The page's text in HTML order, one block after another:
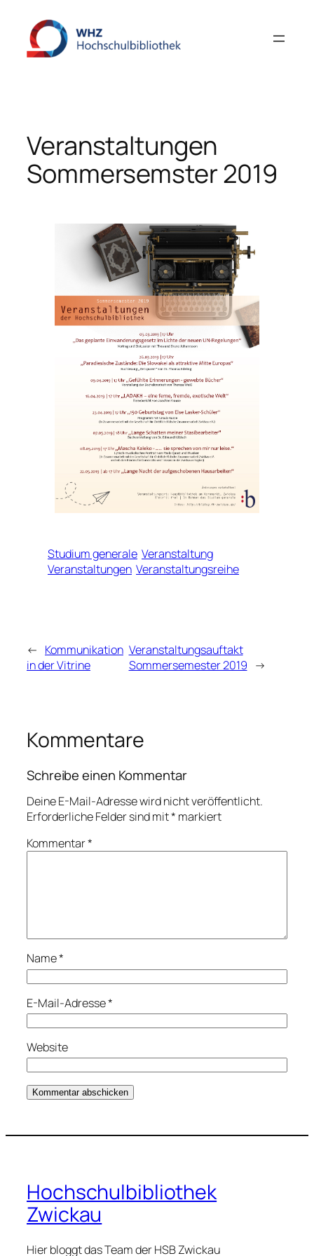
Inhalt
springen
Veranstaltungen
Sommersemster 2019
Studium generale Veranstaltung
Veranstaltungen Veranstaltungsreihe
← Kommunikation
in der Vitrine
Veranstaltungsauftakt
Sommersemester 2019 →
Kommentare
Schreibe einen Kommentar
Deine E-Mail-Adresse wird nicht veröffentlicht.
Erforderliche Felder sind mit* markiert
Kommentar*
Name*
E-Mail-Adresse*
Website
Hochschulbibliothek
Zwickau
Hier bloggt das Team der HSB Zwickau